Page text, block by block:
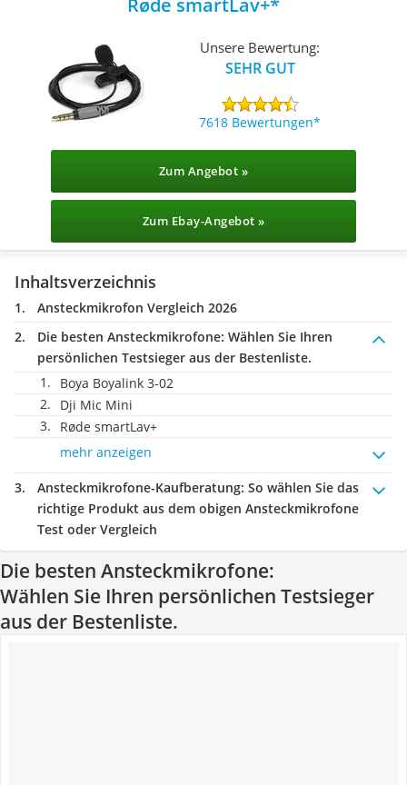
Røde smartLav+
Unsere Bewertung:
SEHR GUT
7618 Bewertungen
Zum Angebot »
Zum Ebay-Angebot »
Inhaltsverzeichnis
Ansteckmikrofon Vergleich 2026
Die besten Ansteckmikrofone: Wählen Sie Ihren
persönlichen Testsieger aus der Bestenliste.
Boya Boyalink 3-02
Dji Mic Mini
Røde smartLav+
mehr anzeigen
Ansteckmikrofone-Kaufberatung: So wählen Sie das
richtige Produkt aus dem obigen Ansteckmikrofone
Test oder Vergleich
Die besten Ansteckmikrofone:
Wählen Sie Ihren persönlichen Testsieger
aus der Bestenliste.